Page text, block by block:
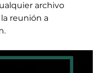
archivo
reunión a